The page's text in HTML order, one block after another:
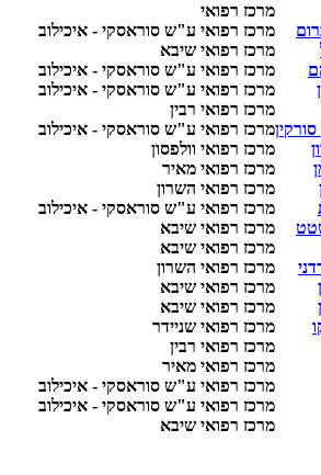
מרכז רפואי
מרכז רפואי ע"ש סוראסקי - איכילוב
מרכז רפואי שיבא
מרכז רפואי ע"ש סוראסקי - איכילוב
מרכז רפואי ע"ש סוראסקי - איכילוב
מרכז רפואי רבין
מרכז רפואי ע"ש סוראסקי - איכילוב
מרכז רפואי וולפסון
מרכז רפואי מאיר
מרכז רפואי השרון
מרכז רפואי ע"ש סוראסקי - איכילוב
מרכז רפואי שיבא
מרכז רפואי שיבא
מרכז רפואי השרון
מרכז רפואי שיבא
מרכז רפואי שיבא
מרכז רפואי שניידר
מרכז רפואי רבין
מרכז רפואי מאיר
מרכז רפואי ע"ש סוראסקי - איכילוב
מרכז רפואי ע"ש סוראסקי - איכילוב
מרכז רפואי שיבא